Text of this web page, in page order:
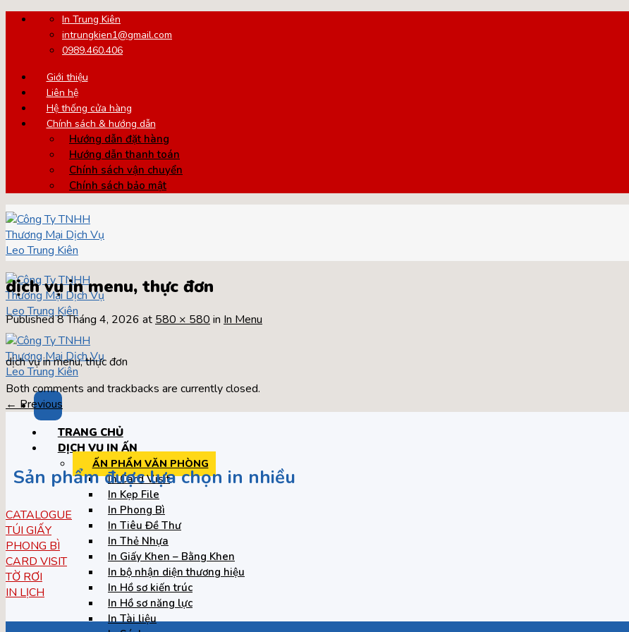
Skip
In Trung Kiên
intrungkien1@gmail.com
0989.460.406
Giới thiệu
Liên hệ
Hệ thống cửa hàng
Chính sách & hướng dẫn
Hướng dẫn đặt hàng
Hướng dẫn thanh toán
Chính sách vận chuyển
Chính sách bảo mật
TRANG CHỦ
DỊCH VỤ IN ẤN
ẤN PHẨM VĂN PHÒNG
In Card Visit
In Kẹp File
In Phong Bì
In Tiêu Đề Thư
In Thẻ Nhựa
In Giấy Khen – Bằng Khen
In bộ nhận diện thương hiệu
In Hồ sơ kiến trúc
In Hồ sơ năng lực
In Tài liệu
dịch vụ in menu, thực đơn
Published8 Tháng 4, 2026 at 580 × 580 in In Menu
dịch vụ in menu, thực đơn
Both comments and trackbacks are currently closed.
← Previous
Sản phẩm được lựa chọn in nhiều
CATALOGUE
TÚI GIẤY
PHONG BÌ
CARD VISIT
TỜ RƠI
IN LỊCH